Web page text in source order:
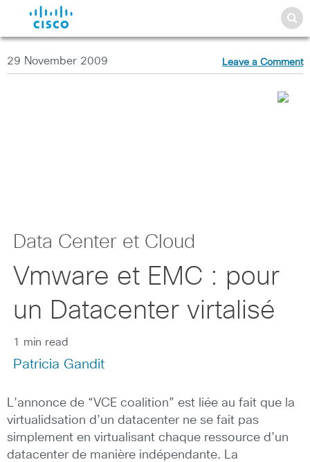
29 November 2009 Leave a Comment
Data Center et Cloud
Vmware et EMC : pour
un Datacenter virtalisé
1 min read
Patricia Gandit
L’annonce de “VCE coalition” est liée au fait que la
virtualidsation d’un datacenter ne se fait pas
simplement en virtualisant chaque ressource d’un
datacenter de manière indépendante. La